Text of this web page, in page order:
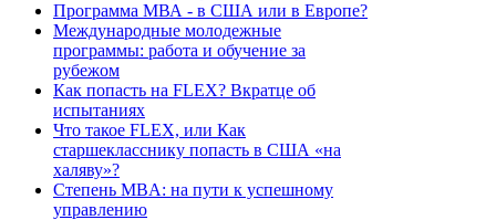
Программа МВА - в США или в Европе?
Международные молодежные
программы: работа и обучение за
рубежом
Как попасть на FLEX? Вкратце об
испытаниях
Что такое FLEX, или Как
старшекласснику попасть в США «на
халяву»?
Степень MBA: на пути к успешному
управлению